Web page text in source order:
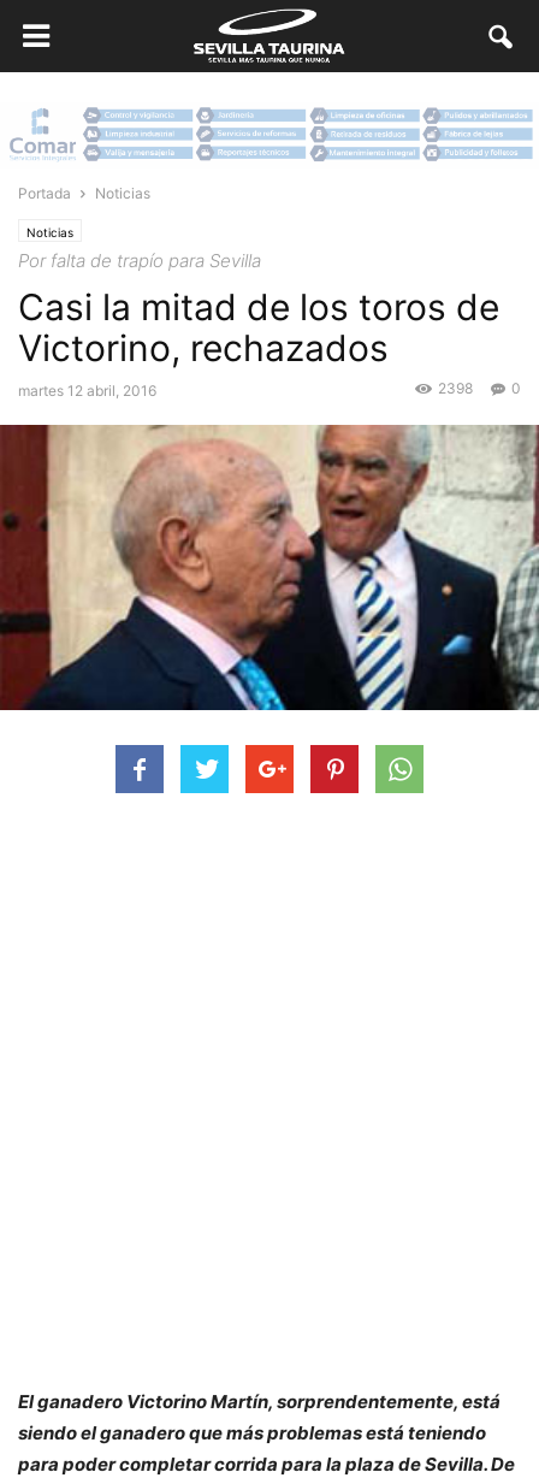
Portada Noticias
Noticias
Por falta de trapío para Sevilla
Casi la mitad de los toros de
Victorino, rechazados
martes 12 abril, 2016 0
2398
El ganadero Victorino Martín, sorprendentemente, está
siendo el ganadero que más problemas está teniendo
para poder completar corrida para la plaza de Sevilla. De